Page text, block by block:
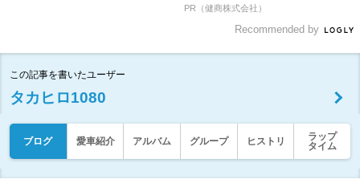
PR（健商株式会社）
Recommended by
この記事を書いたユーザー
タカヒロ1080
ブログ 愛車紹介 アルバム グループ ヒストリ
ラップ
タイム